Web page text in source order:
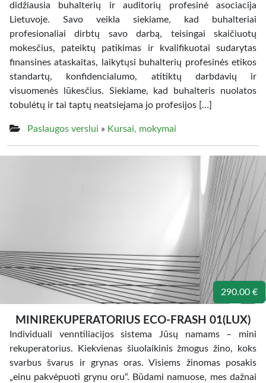
didžiausia buhalterių ir auditorių profesinė asociacija
Lietuvoje. Savo veikla siekiame, kad buhalteriai
profesionaliai dirbtų savo darbą, teisingai skaičiuotų
mokesčius, pateiktų patikimas ir kvalifikuotai sudarytas
finansines ataskaitas, laikytųsi buhalterių profesinės etikos
standartų, konfidencialumo, atitiktų darbdavių ir
visuomenės lūkesčius. Siekiame, kad buhalteris nuolatos
tobulėtų ir tai taptų neatsiejama jo profesijos […]
Paslaugos verslui » Kursai, mokymai
290.00 €
MINIREKUPERATORIUS ECO-FRASH 01(LUX)
Individuali venntiliacijos sistema Jūsų namams – mini
rekuperatorius. Kiekvienas šiuolaikinis žmogus žino, koks
svarbus švarus ir grynas oras. Visiems žinomas posakis
„einu pakvėpuoti grynu oru“. Būdami namuose, mes dažnai